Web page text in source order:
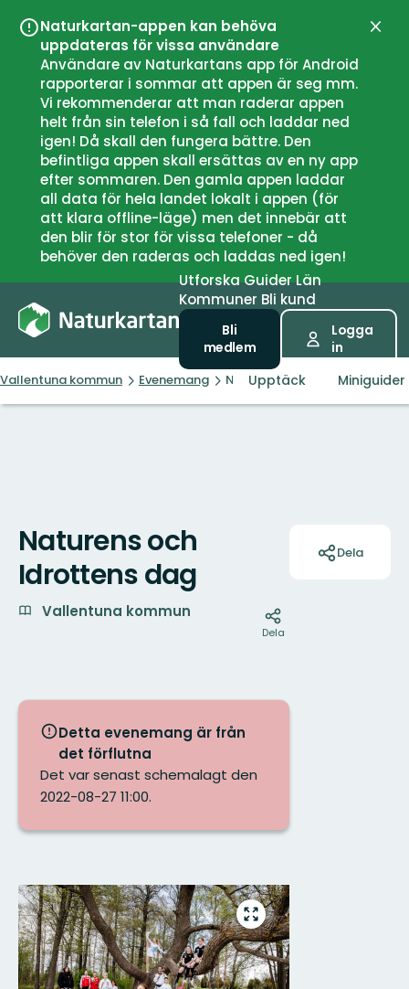
Naturkartan-appen kan behöva
uppdateras för vissa användare
Användare av Naturkartans app för Android
rapporterar i sommar att appen är seg mm.
Vi rekommenderar att man raderar appen
helt från sin telefon i så fall och laddar ned
igen! Då skall den fungera bättre. Den
befintliga appen skall ersättas av en ny app
efter sommaren. Den gamla appen laddar
all data för hela landet lokalt i appen (för
att klara offline-läge) men det innebär att
den blir för stor för vissa telefoner - då
behöver den raderas och laddas ned igen!
UtforskaGuiderLän
Kommuner Bli kund
Bli
medlem
Logga
in
Vallentuna kommun Evenemang Naturens och Idrottens dag
Upptäck Miniguider
Naturens och
Idrottens dag
Vallentuna kommun
Dela
Detta evenemang är från
det förflutna
Det var senast schemalagt den
2022-08-27 11:00.
Bilder
Gå
till
helskärmsläge
Dela